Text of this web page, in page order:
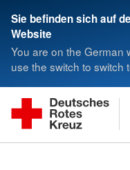
Sie befinden sich auf
Website
You are on the German
use the switch to switch